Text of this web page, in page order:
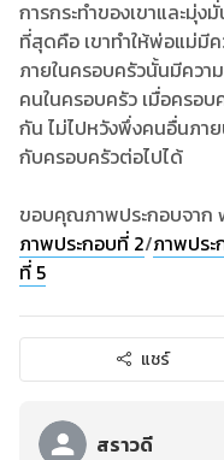
การกระทำของเขาและมุ่
ที่สุดคือ เขาทำให้พ่อแม่มี
ภายในครอบครัวนั้นมีคว
คนในครอบครัว เมื่อครอ
กัน ไม่ไปหวังพึ่งคนอื่นภา
กับครอบครัวต่อไปได้
ขอบคุณภาพประกอบจาก
ภาพประกอบที่ 2/ภาพปร
ที่ 5
แชร์
สราวดี